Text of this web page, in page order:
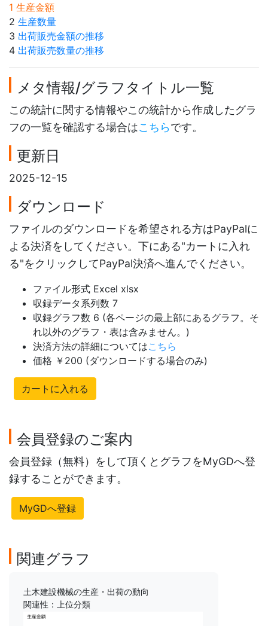
1 生産金額
2 生産数量
3 出荷販売金額の推移
4 出荷販売数量の推移
メタ情報/グラフタイトル一覧
この統計に関する情報やこの統計から作成したグラ
フの一覧を確認する場合はこちらです。
更新日
2025-12-15
ダウンロード
ファイルのダウンロードを希望される方はPayPalに
よる決済をしてください。下にある"カートに入れ
る"をクリックしてPayPal決済へ進んでください。
ファイル形式 Excel xlsx
収録データ系列数 7
収録グラフ数 6 (各ページの最上部にあるグラフ。そ
れ以外のグラフ・表は含みません。)
決済方法の詳細についてはこちら
価格 ￥200 (ダウンロードする場合のみ)
カートに入れる
会員登録のご案内
会員登録（無料）をして頂くとグラフをMyGDへ登
録することができます。
MyGDへ登録
関連グラフ
土木建設機械の生産・出荷の動向
関連性：上位分類